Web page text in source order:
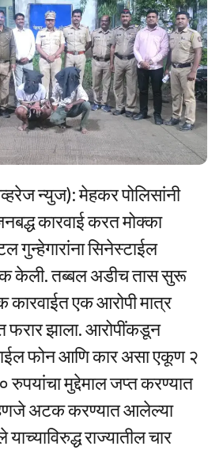
न्युज): मेहकर पोलिसांनी
कारवाई करत मोक्का
गुन्हेगारांना सिनेस्टाईल
केली. तब्बल अडीच तास सुरू
कारवाईत एक आरोपी मात्र
फरार झाला. आरोपींकडून
फोन आणि कार असा एकूण २
मुद्देमाल जप्त करण्यात
अटक करण्यात आलेल्या
राज्यातील चार